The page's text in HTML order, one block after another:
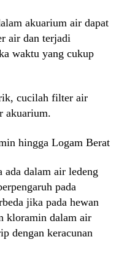
akuarium air dapat
air dan terjadi
waktu yang cukup
cucilah filter air
akuarium.
hingga Logam Berat
ada dalam air ledeng
pada
jika pada hewan
kloramin dalam air
dengan keracunan